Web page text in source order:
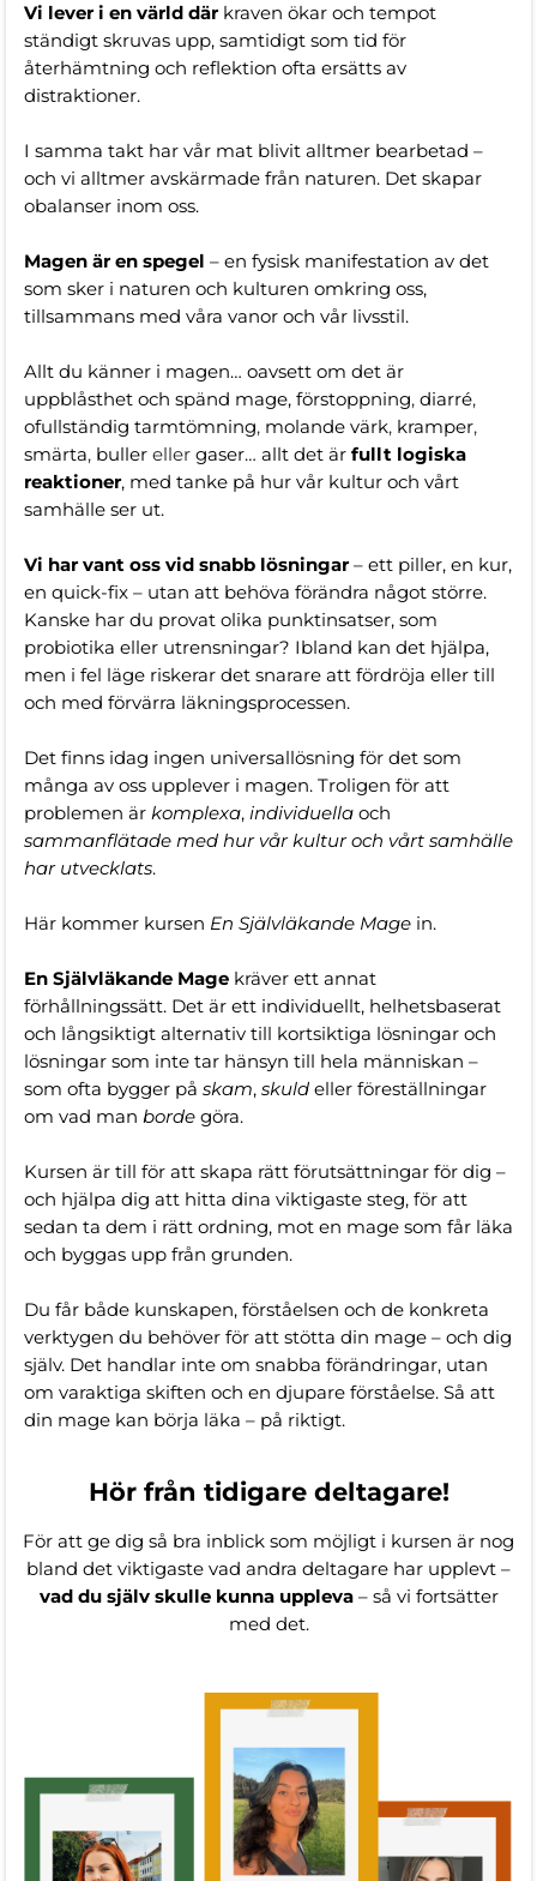
Vi lever i en värld där kraven ökar och tempot
ständigt skruvas upp, samtidigt som tid för
återhämtning och reflektion ofta ersätts av
distraktioner.
I samma takt har vår mat blivit alltmer bearbetad –
och vi alltmer avskärmade från naturen. Det skapar
obalanser inom oss.
Magen är en spegel – en fysisk manifestation av det
som sker i naturen och kulturen omkring oss,
tillsammans med våra vanor och vår livsstil.
Allt du känner i magen… oavsett om det är
uppblåsthet och spänd mage, förstoppning, diarré,
ofullständig tarmtömning, molande värk, kramper,
smärta, buller eller gaser… allt det är fullt logiska
reaktioner, med tanke på hur vår kultur och vårt
samhälle ser ut.
Vi har vant oss vid snabb lösningar– ett piller, en kur,
en quick-fix – utan att behöva förändra något större.
Kanske har du provat olika punktinsatser, som
probiotika eller utrensningar? Ibland kan det hjälpa,
men i fel läge riskerar det snarare att fördröja eller till
och med förvärra läkningsprocessen.
Det finns idag ingen universallösning för det som
många av oss upplever i magen. Troligen för att
problemen är komplexa, individuella och
sammanflätade med hur vår kultur och vårt samhälle
har utvecklats.
Här kommer kursen En Självläkande Mage in.
En Självläkande Mage kräver ett annat
förhållningssätt. Det är ett individuellt, helhetsbaserat
och långsiktigt alternativ till kortsiktiga lösningar och
lösningar som inte tar hänsyn till hela människan –
som ofta bygger på skam, skuld eller föreställningar
om vad man borde göra.
Kursen är till för att skapa rätt förutsättningar för dig –
och hjälpa dig att hitta dina viktigaste steg, för att
sedan ta dem i rätt ordning, mot en mage som får läka
och byggas upp från grunden.
Du får både kunskapen, förståelsen och de konkreta
verktygen du behöver för att stötta din mage – och dig
själv. Det handlar inte om snabba förändringar, utan
om varaktiga skiften och en djupare förståelse. Så att
din mage kan börja läka – på riktigt.
Hör från tidigare deltagare!
För att ge dig så bra inblick som möjligt i kursen är nog
bland det viktigaste vad andra deltagare har upplevt –
vad du själv skulle kunna uppleva – så vi fortsätter
med det.